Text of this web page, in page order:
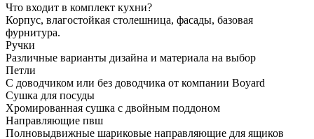
Что входит в комплект кухни?
Корпус, влагостойкая столешница, фасады, базовая
фурнитура.
Ручки
Различные варианты дизайна и материала на выбор
Петли
С доводчиком или без доводчика от компании Boyard
Сушка для посуды
Хромированная сушка с двойным поддоном
Направляющие пвш
Полновыдвижные шариковые направляющие для ящиков